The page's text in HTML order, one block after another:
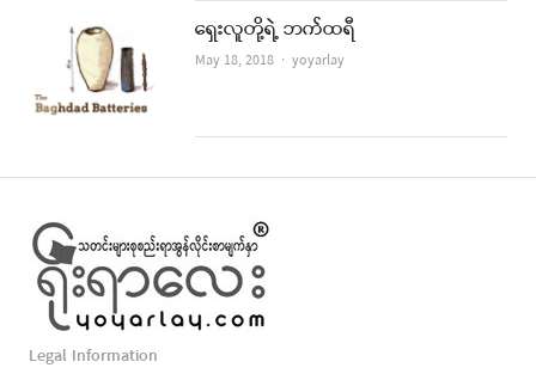
ရှေးလူတို့ရဲ့ ဘက်ထရီ
May 18, 2018 Author
yoyarlay
Legal Information